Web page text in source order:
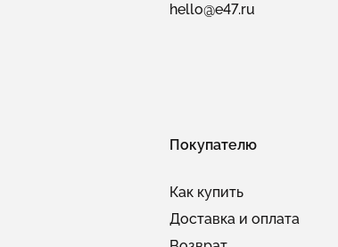
hello@e47.ru
Покупателю
Как купить
Доставка и оплата